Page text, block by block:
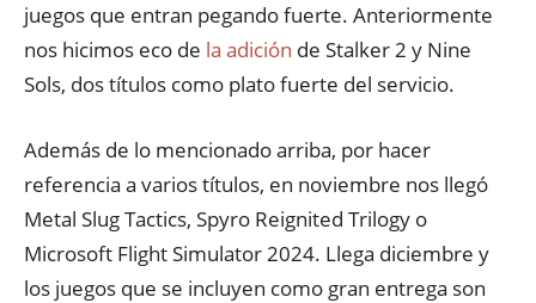
juegos que entran pegando fuerte. Anteriormente
nos hicimos eco de la adición de Stalker 2 y Nine
Sols, dos títulos como plato fuerte del servicio.
Además de lo mencionado arriba, por hacer
referencia a varios títulos, en noviembre nos llegó
Metal Slug Tactics, Spyro Reignited Trilogy o
Microsoft Flight Simulator 2024. Llega diciembre y
los juegos que se incluyen como gran entrega son